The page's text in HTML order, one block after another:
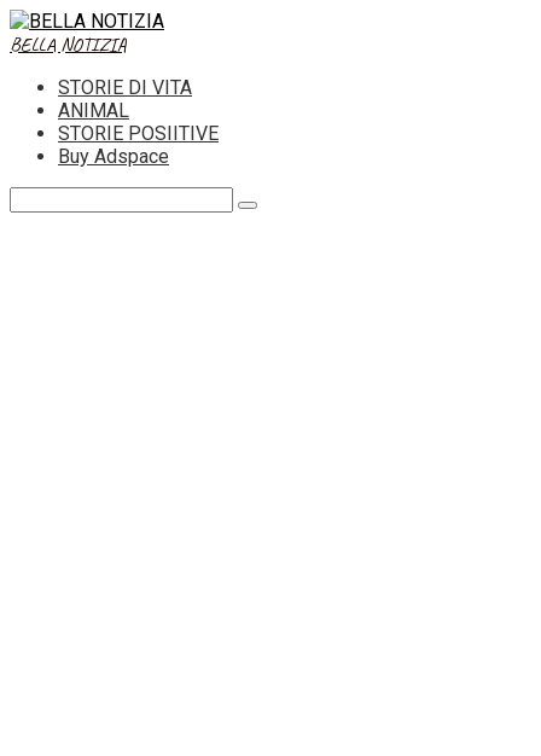
Skip
to
BELLA NOTIZIA
STORIE DI VITA
ANIMAL
STORIE POSIITIVE
Buy Adspace